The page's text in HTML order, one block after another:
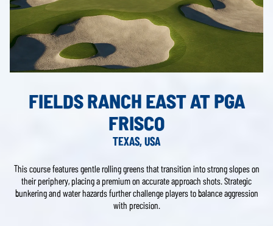
FIELDS RANCH EAST AT PGA
FRISCO
TEXAS, USA
This course features gentle rolling greens that transition into strong slopes on
their periphery, placing a premium on accurate approach shots. Strategic
bunkering and water hazards further challenge players to balance aggression
with precision.